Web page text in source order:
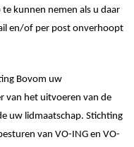
kunnen nemen als u daar
en/of per postonverhoopt
Bovom uw
van het uitvoeren van de
uw lidmaatschap. Stichting
van VO-ING en VO-